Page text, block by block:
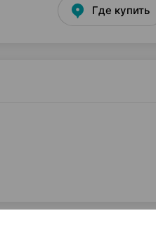
Где купить